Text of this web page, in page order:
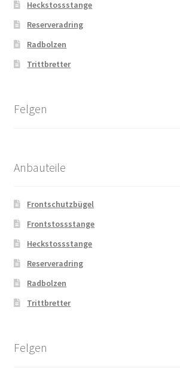
Heckstossstange
Reserveradring
Radbolzen
Trittbretter
Felgen
Anbauteile
Frontschutzbügel
Frontstossstange
Heckstossstange
Reserveradring
Radbolzen
Trittbretter
Felgen